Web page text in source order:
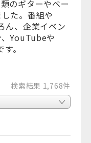
のギターやベー
た。番組や
ん、企業イベン
YouTubeや
。
検索結果 1,768件